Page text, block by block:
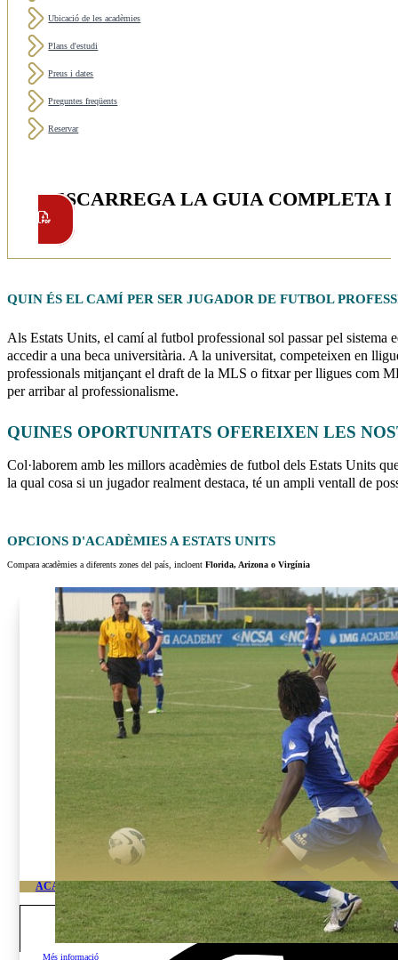
Ubicació de les acadèmies
Plans d'estudi
Preus i dates
Preguntes freqüents
Reservar
DESCARREGA LA GUIA COMPLETA
QUIN ÉS EL CAMÍ PER SER JUGADOR DE FUTBOL
Als Estats Units, el camí al futbol professional sol passar pel sistema
accedir a una beca universitària. A la universitat, competeixen en
professionals mitjançant el draft de la MLS o fitxar per lligues com
per arribar al professionalisme.
QUINES OPORTUNITATS OFEREIXEN LES
Col·laborem amb les millors acadèmies de futbol dels Estats Units
la qual cosa si un jugador realment destaca, té un ampli ventall de
OPCIONS D'ACADÈMIES A ESTATS UNITS
Compara acadèmies a diferents zones del país, incloent Florida, Arizona o Virgínia
ACADÈMIA DE FUTBOL D’ALT RENDIMENT IMG FLORIDA
Programas disponibles
Des de:70.500$
Més informació